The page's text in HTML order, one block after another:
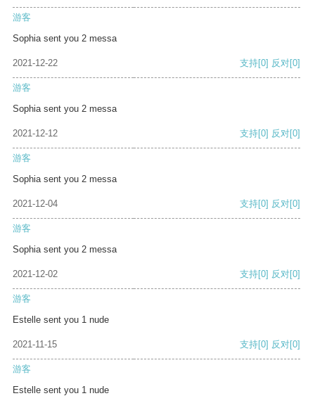
游客
Sophia sent you 2 messa
2021-12-22 支持[0] 反对[0]
游客
Sophia sent you 2 messa
2021-12-12 支持[0] 反对[0]
游客
Sophia sent you 2 messa
2021-12-04 支持[0] 反对[0]
游客
Sophia sent you 2 messa
2021-12-02 支持[0] 反对[0]
游客
Estelle sent you 1 nude
2021-11-15 支持[0] 反对[0]
游客
Estelle sent you 1 nude